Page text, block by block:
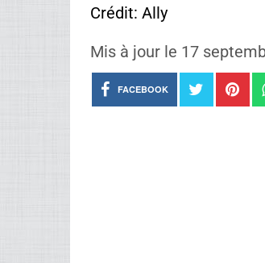
Crédit: Ally
Mis à jour le 17
FACEBOOK